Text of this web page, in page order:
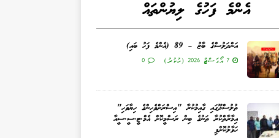
އެންމެ ފަހުގެ ލިޔުންތައް
އަންދަލުސްގެ ބާޒު – 89 (އެންމެ ފަހު ބައި)
7 އޯގަސްޓް 2026 (ހުކުރު) 0
ތުލުސްދޫގައި ގާއިމުކުރާ "އިސްރަށްވެހިންގެ ހިޔާވަހި"
އިމާރާތްކުރާ ތަނުގެ ބިން ރަސްމީކޮށް އެމް.ޓީ.ސީ.ސީއާ
ހަވާލުކޮށްފި